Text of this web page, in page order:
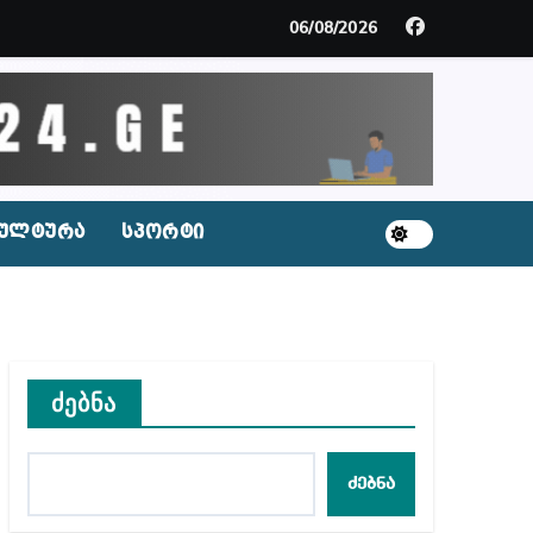
– ეკა კუპატაძე ნანუკა ჟორჟოლიანს
საკანში მოთავსება, საერთაშორისო
ცხენის ხორცი შეჰქონდათ
შეტევაზე ჩვენი ეროვნული იდენტობის
რეკომენდაციები
შესაძლო სისხლის სამართლის საქმემდე
06/08/2026
სპორტი
ძებნა
ძებნა